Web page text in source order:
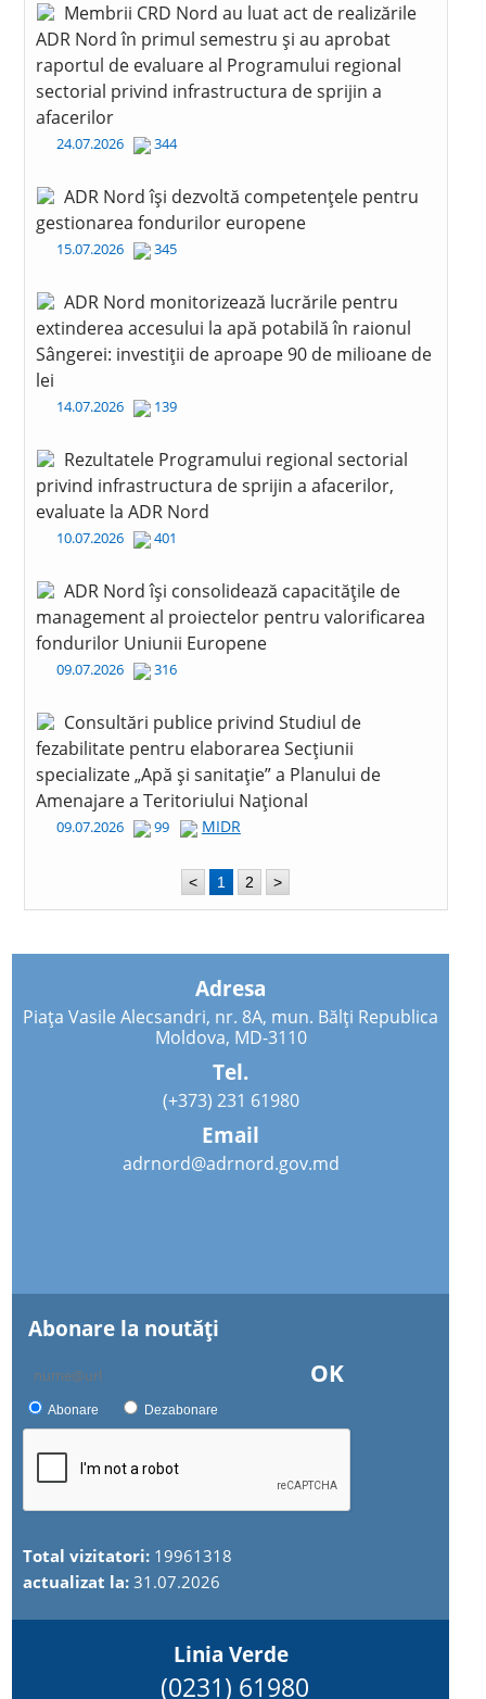
Membrii CRD Nord au luat act de realizările
ADR Nord în primul semestru și au aprobat
raportul de evaluare al Programului regional
sectorial privind infrastructura de sprijin a
afacerilor
24.07.2026 344
ADR Nord își dezvoltă competențele pentru
gestionarea fondurilor europene
15.07.2026 345
ADR Nord monitorizează lucrările pentru
extinderea accesului la apă potabilă în raionul
Sângerei: investiții de aproape 90 de milioane de
lei
14.07.2026 139
Rezultatele Programului regional sectorial
privind infrastructura de sprijin a afacerilor,
evaluate la ADR Nord
10.07.2026 401
ADR Nord își consolidează capacitățile de
management al proiectelor pentru valorificarea
fondurilor Uniunii Europene
09.07.2026 316
Consultări publice privind Studiul de
fezabilitate pentru elaborarea Secțiunii
specializate „Apă și sanitație” a Planului de
Amenajare a Teritoriului Național
09.07.2026 99 MIDR
< 1 2 >
Adresa
Piața Vasile Alecsandri, nr. 8A, mun. Bălți Republica
Moldova, MD-3110
Tel.
(+373) 231 61980
Email
adrnord@adrnord.gov.md
Abonare la noutăţi
OK
Abonare Dezabonare
Total vizitatori: 19961318
actualizat la:31.07.2026
Linia Verde
(0231) 61980